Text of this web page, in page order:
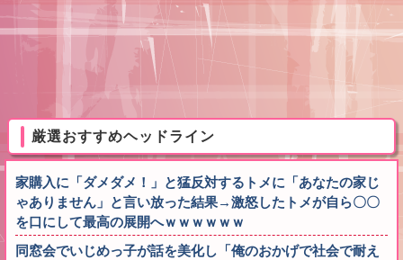
厳選おすすめヘッドライン
家購入に「ダメダメ！」と猛反対するトメに「あなたの家じ
ゃありません」と言い放った結果→激怒したトメが自ら〇〇
を口にして最高の展開へｗｗｗｗｗｗ
同窓会でいじめっ子が話を美化し「俺のおかげで社会で耐え